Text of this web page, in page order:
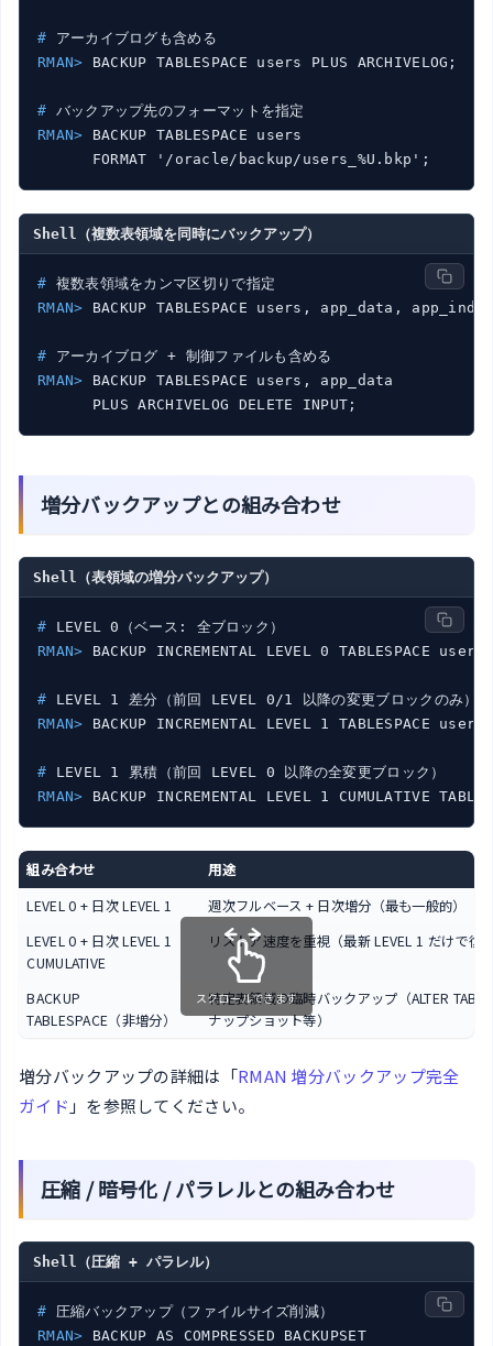
# アーカイブログも含める
RMAN> BACKUP TABLESPACE users PLUS ARCHIVELOG;
# バックアップ先のフォーマットを指定
RMAN> BACKUP TABLESPACE users
Shell（複数表領域を同時にバックアップ）
# 複数表領域をカンマ区切りで指定
RMAN> BACKUP TABLESPACE users, app_data,
# アーカイブログ + 制御ファイルも含める
RMAN> BACKUP TABLESPACE users, app_data
増分バックアップとの組み合わせ
Shell（表領域の増分バックアップ）
# LEVEL 0（ベース: 全ブロック）
RMAN> BACKUP INCREMENTAL LEVEL 0 TABLESPACE users;
# LEVEL 1 差分（前回 LEVEL 0/1 以降の変更ブロックのみ）
RMAN> BACKUP INCREMENTAL LEVEL 1 TABLESPACE users;
# LEVEL 1 累積（前回 LEVEL 0 以降の全変更ブロック）
RMAN> BACKUP INCREMENTAL LEVEL 1 CUMULATIVE
組み合わせ
用途
LEVEL 0 + 日次 LEVEL 1
週次フルベース + 日次増分（最も一般的）
LEVEL 0 + 日次 LEVEL 1
CUMULATIVE
リストア速度を重視（最新 LEVEL 1 だけで復
BACKUP
TABLESPACE（非増分）
特定表領域の臨時バックアップ（ALTER
ナップショット等）
スクロールできます
増分バックアップの詳細は「RMAN 増分バックアップ完全
ガイド 」を参照してください。
圧縮 / 暗号化 / パラレルとの組み合わせ
Shell（圧縮 + パラレル）
# 圧縮バックアップ（ファイルサイズ削減）
RMAN> BACKUP AS COMPRESSED BACKUPSET